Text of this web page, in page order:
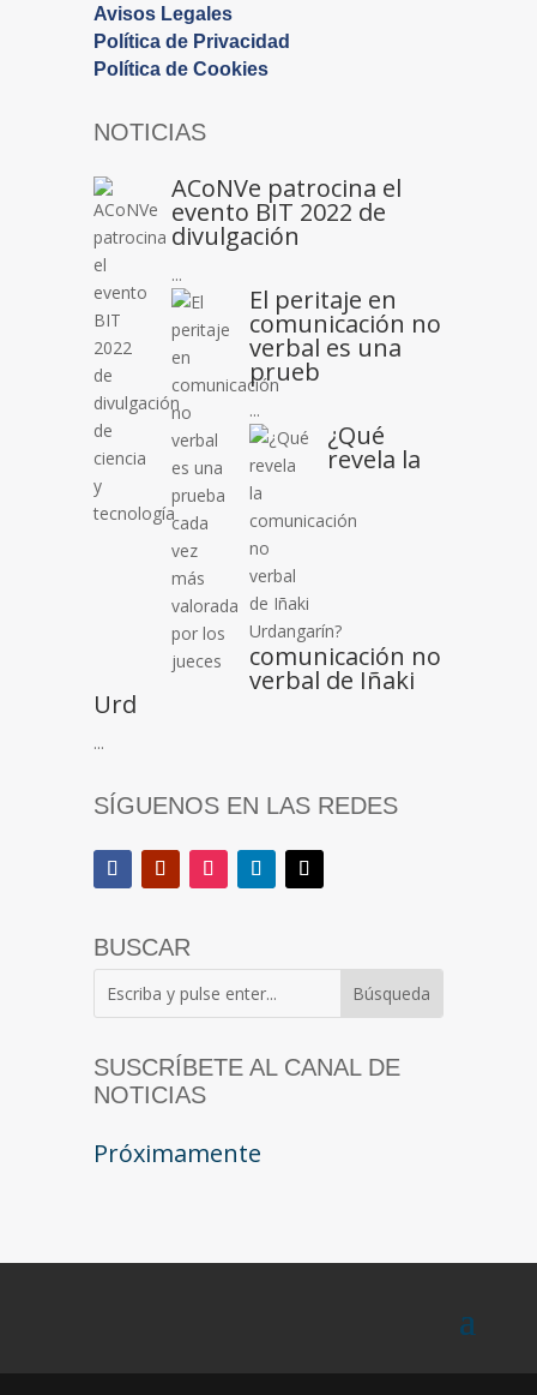
Avisos Legales
Política de Privacidad
Política de Cookies
NOTICIAS
ACoNVe patrocina el
evento BIT 2022 de
divulgación
...
El peritaje en
comunicación no
verbal es una
prueb
...
¿Qué
revela la
comunicación no
verbal de Iñaki
Urd
...
SÍGUENOS EN LAS REDES
BUSCAR
SUSCRÍBETE AL CANAL DE
NOTICIAS
Próximamente